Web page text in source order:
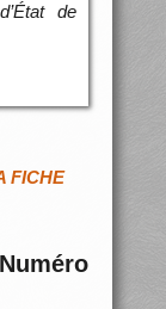
de
FICHE